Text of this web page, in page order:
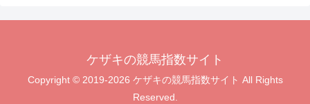
ケザキの競馬指数サイト
Copyright © 2019-2026 ケザキの競馬指数サイト All Rights
Reserved.